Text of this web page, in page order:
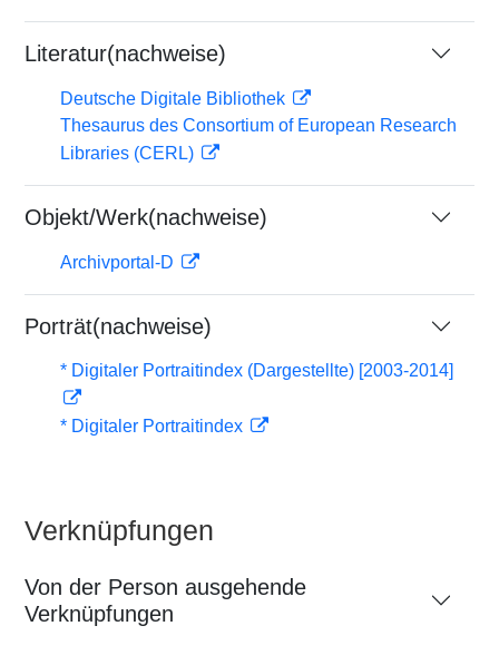
Literatur(nachweise)
Deutsche Digitale Bibliothek
Thesaurus des Consortium of European Research
Libraries (CERL)
Objekt/Werk(nachweise)
Archivportal-D
Porträt(nachweise)
* Digitaler Portraitindex (Dargestellte) [2003-2014]
* Digitaler Portraitindex
Verknüpfungen
Von der Person ausgehende
Verknüpfungen